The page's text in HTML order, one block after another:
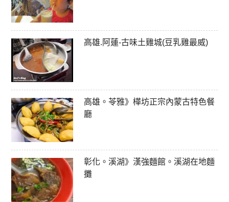
高雄.阿蓮-古味土雞城(豆乳雞最威)
高雄。苓雅》樺坊正宗內蒙古特色餐
廳
彰化。溪湖》漢強麵館。溪湖在地麵
攤